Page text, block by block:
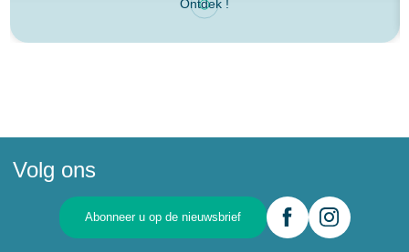
Ontdek !
Volg ons
Abonneer u op de nieuwsbrief